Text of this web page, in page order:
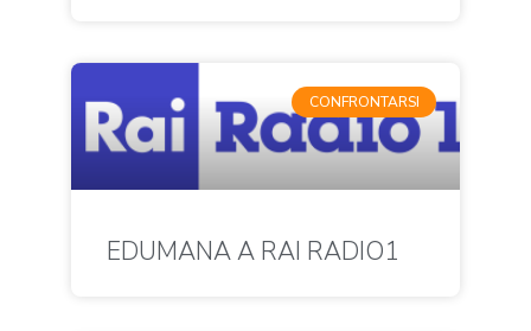
CONFRONTARSI
EDUMANA A RAI RADIO1